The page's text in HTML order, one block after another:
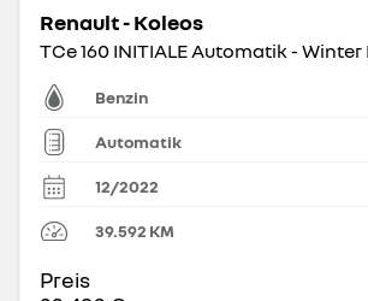
Renault - Koleos
TCe 160 INITIALE Automatik -
Benzin
Automatik
12/2022
39.592 KM
Preis